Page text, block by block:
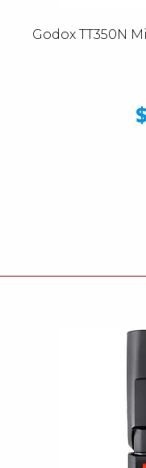
Godox TT350N